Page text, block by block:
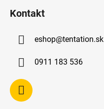
Kontakt
eshop@tentation.sk
0911 183 536